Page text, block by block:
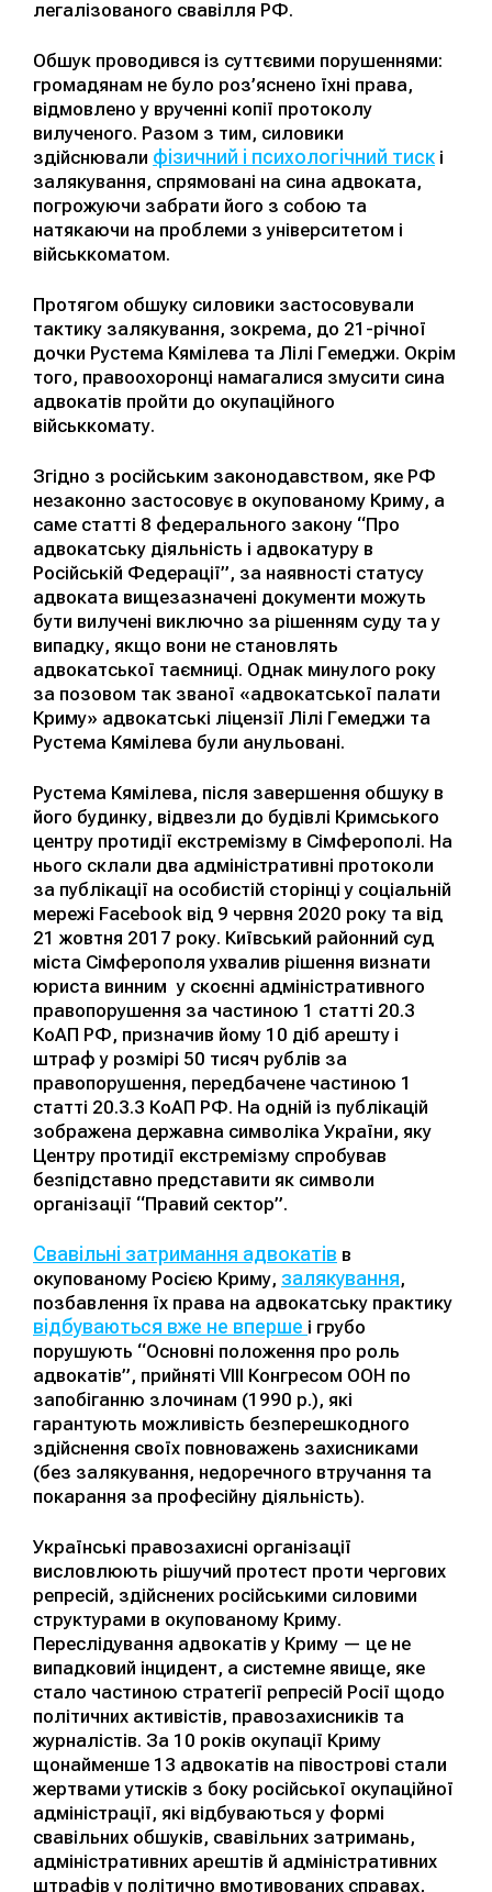
легалізованого свавілля РФ.
Обшук проводився із суттєвими порушеннями:
громадянам не було роз’яснено їхні права,
відмовлено у врученні копії протоколу
вилученого. Разом з тим, силовики
здійснювали фізичний і психологічний тиск і
залякування, спрямовані на сина адвоката,
погрожуючи забрати його з собою та
натякаючи на проблеми з університетом і
військкоматом.
Протягом обшуку силовики застосовували
тактику залякування, зокрема, до 21-річної
дочки Рустема Кямілева та Лілі Гемеджи. Окрім
того, правоохоронці намагалися змусити сина
адвокатів пройти до окупаційного
військкомату.
Згідно з російським законодавством, яке РФ
незаконно застосовує в окупованому Криму, а
саме статті 8 федерального закону “Про
адвокатську діяльність і адвокатуру в
Російській Федерації”, за наявності статусу
адвоката вищезазначені документи можуть
бути вилучені виключно за рішенням суду та у
випадку, якщо вони не становлять
адвокатської таємниці. Однак минулого року
за позовом так званої «адвокатської палати
Криму» адвокатські ліцензії Лілі Гемеджи та
Рустема Кямілева були анульовані.
Рустема Кямілева, після завершення обшуку в
його будинку, відвезли до будівлі Кримського
центру протидії екстремізму в Сімферополі. На
нього склали два адміністративні протоколи
за публікації на особистій сторінці у соціальній
мережі Facebook від 9 червня 2020 року та від
21 жовтня 2017 року. Київський районний суд
міста Сімферополя ухвалив рішення визнати
юриста винним у скоєнні адміністративного
правопорушення за частиною 1 статті 20.3
КоАП РФ, призначив йому 10 діб арешту і
штраф у розмірі 50 тисяч рублів за
правопорушення, передбачене частиною 1
статті 20.3.3 КоАП РФ. На одній із публікацій
зображена державна символіка України, яку
Центру протидії екстремізму спробував
безпідставно представити як символи
організації “Правий сектор”.
Свавільні затримання адвокатів в
окупованому Росією Криму, залякування,
позбавлення їх права на адвокатську практику
відбуваються вже не вперше і грубо
порушують “Основні положення про роль
адвокатів”, прийняті VIII Конгресом ООН по
запобіганню злочинам (1990 р.), які
гарантують можливість безперешкодного
здійснення своїх повноважень захисниками
(без залякування, недоречного втручання та
покарання за професійну діяльність).
Українські правозахисні організації
висловлюють рішучий протест проти чергових
репресій, здійснених російськими силовими
структурами в окупованому Криму.
Переслідування адвокатів у Криму — це не
випадковий інцидент, а системне явище, яке
стало частиною стратегії репресій Росії щодо
політичних активістів, правозахисників та
журналістів. За 10 років окупації Криму
щонайменше 13 адвокатів на півострові стали
жертвами утисків з боку російської окупаційної
адміністрації, які відбуваються у формі
свавільних обшуків, свавільних затримань,
адміністративних арештів й адміністративних
штрафів у політично вмотивованих справах,